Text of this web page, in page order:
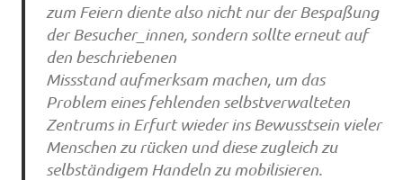
zum Feiern diente also nicht nur der Bespaßung
der Besucher_innen, sondern sollte erneut auf
den beschriebenen
Missstand aufmerksam machen, um das
Problem eines fehlenden selbstverwalteten
Zentrums in Erfurt wieder ins Bewusstsein vieler
Menschen zu rücken und diese zugleich zu
selbständigem Handeln zu mobilisieren.